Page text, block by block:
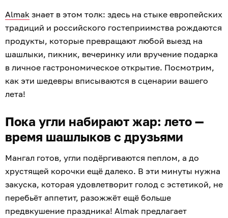
Almak знает в этом толк: здесь на стыке европейских
традиций и российского гостеприимства рождаются
продукты, которые превращают любой выезд на
шашлыки, пикник, вечеринку или вручение подарка
в личное гастрономическое открытие. Посмотрим,
как эти шедевры вписываются в сценарии вашего
лета!
Пока угли набирают жар: лето —
время шашлыков с друзьями
Мангал готов, угли подёргиваются пеплом, а до
хрустящей корочки ещё далеко. В эти минуты нужна
закуска, которая удовлетворит голод с эстетикой, не
перебьёт аппетит, разожжёт ещё больше
предвкушение праздника! Almak предлагает